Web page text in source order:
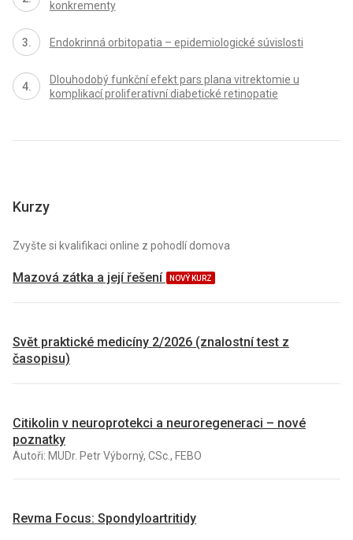
konkrementy
Endokrinná orbitopatia – epidemiologické súvislosti
Dlouhodobý funkční efekt pars plana vitrektomie u
komplikací proliferativní diabetické retinopatie
Kurzy
Zvyšte si kvalifikaci online z pohodlí domova
Mazová zátka a její řešení NOVÝ KURZ
Svět praktické medicíny 2/2026 (znalostní test z
časopisu)
Citikolin v neuroprotekci a neuroregeneraci – nové
poznatky
Autoři: MUDr. Petr Výborný, CSc., FEBO
Revma Focus: Spondyloartritidy